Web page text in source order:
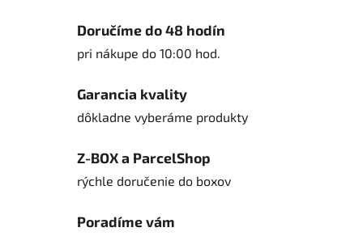
Doručíme do 48 hodín
pri nákupe do 10:00 hod.
Garancia kvality
dôkladne vyberáme produkty
Z-BOX a ParcelShop
rýchle doručenie do boxov
Poradíme vám